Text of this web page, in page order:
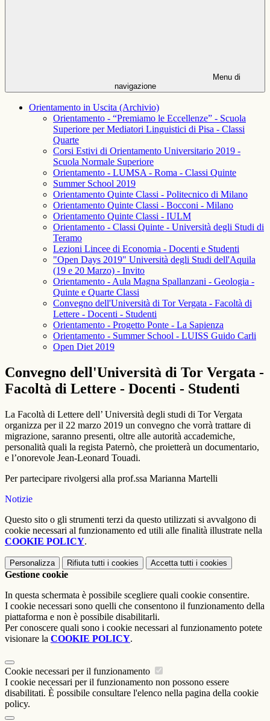
Menu di
navigazione
Orientamento in Uscita (Archivio)
Orientamento - “Premiamo le Eccellenze” - Scuola
Superiore per Mediatori Linguistici di Pisa - Classi
Quarte
Corsi Estivi di Orientamento Universitario 2019 -
Scuola Normale Superiore
Orientamento - LUMSA - Roma - Classi Quinte
Summer School 2019
Orientamento Quinte Classi - Politecnico di Milano
Orientamento Quinte Classi - Bocconi - Milano
Orientamento Quinte Classi - IULM
Orientamento - Classi Quinte - Università degli Studi di
Teramo
Lezioni Lincee di Economia - Docenti e Studenti
"Open Days 2019" Università degli Studi dell'Aquila
(19 e 20 Marzo) - Invito
Orientamento - Aula Magna Spallanzani - Geologia -
Quinte e Quarte Classi
Convegno dell'Università di Tor Vergata - Facoltà di
Lettere - Docenti - Studenti
Orientamento - Progetto Ponte - La Sapienza
Orientamento - Summer School - LUISS Guido Carli
Open Diet 2019
Convegno dell'Università di Tor Vergata -
Facoltà di Lettere - Docenti - Studenti
La Facoltà di Lettere dell’ Università degli studi di Tor Vergata
organizza per il 22 marzo 2019 un convegno che vorrà trattare di
migrazione, saranno presenti, oltre alle autorità accademiche,
personalità quali la regista Paternò, che proietterà un documentario,
e l’onorevole Jean-Leonard Touadi.
Per partecipare rivolgersi alla prof.ssa Marianna Martelli
Notizie
Questo sito o gli strumenti terzi da questo utilizzati si avvalgono di
cookie necessari al funzionamento ed utili alle finalità illustrate nella
COOKIE POLICY.
Personalizza Rifiuta tutti i cookies Accetta tutti i cookies
Gestione cookie
In questa schermata è possibile scegliere quali cookie consentire.
I cookie necessari sono quelli che consentono il funzionamento della
piattaforma e non è possibile disabilitarli.
Per conoscere quali sono i cookie necessari al funzionamento potete
visionare la COOKIE POLICY.
Cookie necessari per il funzionamento
I cookie necessari per il funzionamento non possono essere
disabilitati. È possibile consultare l'elenco nella pagina della cookie
policy.